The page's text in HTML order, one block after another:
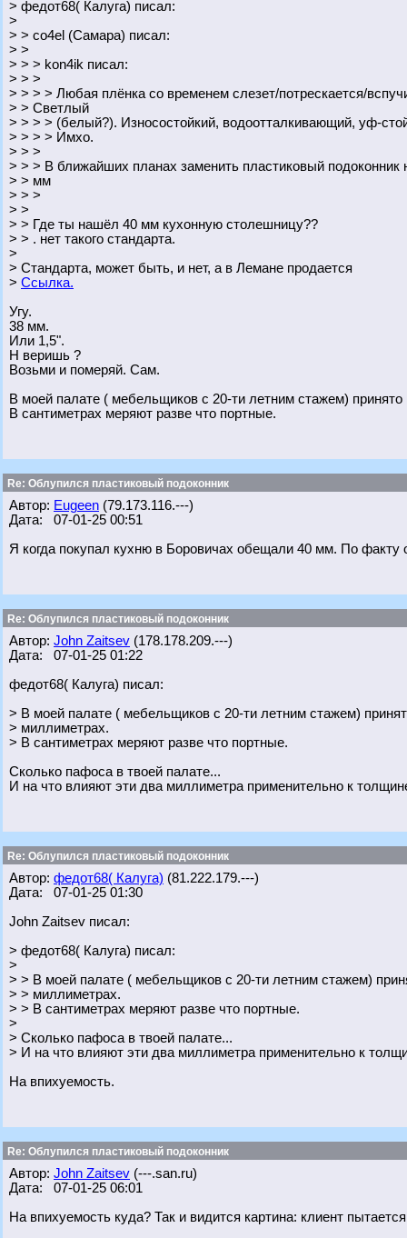
> федот68( Калуга) писал:
>
> > co4el (Самара) писал:
> >
> > > kon4ik писал:
> > >
> > > > Любая плёнка со временем слезет/потрескается/
> > Светлый
> > > > (белый?). Износостойкий, водоотталкивающий, уф-
> > > > Имхо.
> > >
> > > В ближайших планах заменить пластиковый подоконник
> > мм
> > >
> >
> > Где ты нашёл 40 мм кухонную столешницу??
> > . нет такого стандарта.
>
> Стандарта, может быть, и нет, а в Лемане продается
> Ссылка.
Угу.
38 мм.
Или 1,5".
Н веришь ?
Возьми и померяй. Сам.
В моей палате ( мебельщиков с 20-ти летним стажем)
В сантиметрах меряют разве что портные.
Re: Облупился пластиковый подоконник
Автор: Eugeen (79.173.116.---)
Дата: 07-01-25 00:51
Я когда покупал кухню в Боровичах обещали 40 мм. По факту
Re: Облупился пластиковый подоконник
Автор: John Zaitsev (178.178.209.---)
Дата: 07-01-25 01:22
федот68( Калуга) писал:
> В моей палате ( мебельщиков с 20-ти летним стажем)
> миллиметрах.
> В сантиметрах меряют разве что портные.
Сколько пафоса в твоей палате...
И на что влияют эти два миллиметра применительно к
Re: Облупился пластиковый подоконник
Автор: федот68( Калуга) (81.222.179.---)
Дата: 07-01-25 01:30
John Zaitsev писал:
> федот68( Калуга) писал:
>
> > В моей палате ( мебельщиков с 20-ти летним стажем)
> > миллиметрах.
> > В сантиметрах меряют разве что портные.
>
> Сколько пафоса в твоей палате...
> И на что влияют эти два миллиметра применительно к
На впихуемость.
Re: Облупился пластиковый подоконник
Автор: John Zaitsev (---.san.ru)
Дата: 07-01-25 06:01
На впихуемость куда? Так и видится картина: клиент